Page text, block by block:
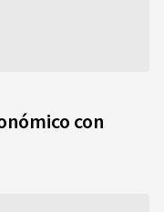
con